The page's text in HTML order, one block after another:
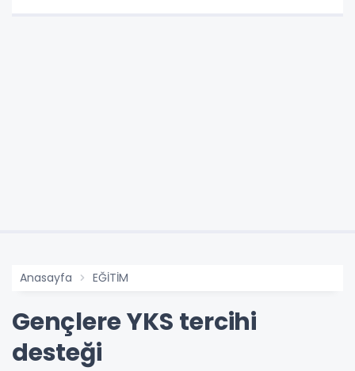
Anasayfa EĞİTİM
Gençlere YKS tercihi
desteği